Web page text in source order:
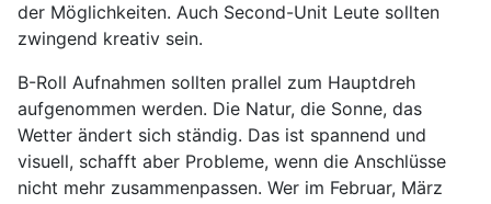
der Möglichkeiten. Auch Second-Unit Leute sollten
zwingend kreativ sein.
B-Roll Aufnahmen sollten prallel zum Hauptdreh
aufgenommen werden. Die Natur, die Sonne, das
Wetter ändert sich ständig. Das ist spannend und
visuell, schafft aber Probleme, wenn die Anschlüsse
nicht mehr zusammenpassen. Wer im Februar, März